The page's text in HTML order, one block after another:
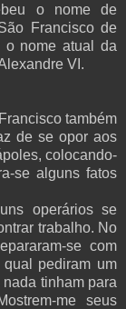
o nome de
Francisco de
o nome atual da
VI.
também
de se opor aos
colocando-
se alguns fatos
operários se
trabalho. No
se com
pediram um
tinham para
me seus